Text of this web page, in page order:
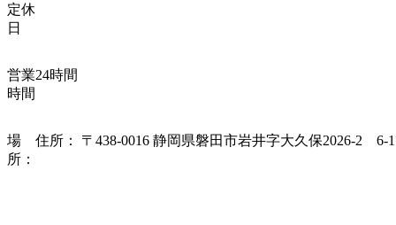
定休
日
営業
時間
24時間
場
所：
住所： 〒438-0016 静岡県磐田市岩井字大久保2026-2 6-1